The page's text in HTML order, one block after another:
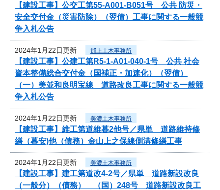
【建設工事】公交工第55-A001-B051号 公共 防災・
安全交付金（災害防除）（翌債）工事に関する一般競
争入札公告
2024年1月22日更新 郡上土木事務所
【建設工事】公建工第R5-1-A01-040-1号 公共 社会
資本整備総合交付金（国補正・加速化）（翌債）
（一）美並和良明宝線 道路改良工事に関する一般競
争入札公告
2024年1月22日更新 美濃土木事務所
【建設工事】維工第道維暮2他号／県単 道路維持修
繕（暮安)他（債務）金山上之保線側溝修繕工事
2024年1月22日更新 美濃土木事務所
【建設工事】建工第道改4-2号／県単 道路新設改良
（一般分）（債務） （国）248号 道路新設改良工